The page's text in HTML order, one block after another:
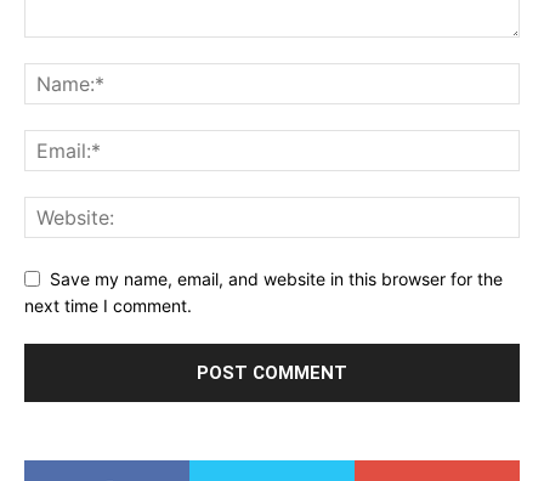
Save my name, email, and website in this browser for the
next time I comment.